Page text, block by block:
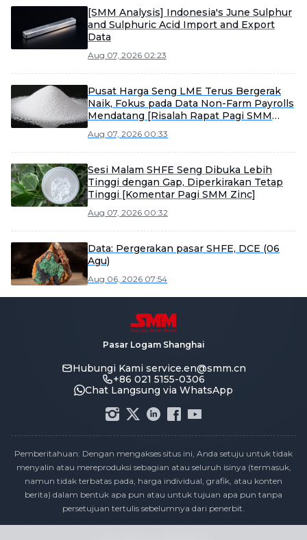
[SMM Analysis] Indonesia's June Sulphur
and Sulphuric Acid Import and Export
Data
Aug 07, 2026 02:23
Pusat Harga Seng LME Terus Bergerak
Naik, Fokus pada Data Non-Farm Payrolls
Mendatang [Risalah Rapat Pagi SMM
Aug 07, 2026 00:33
Sesi Malam SHFE Seng Dibuka Lebih
Tinggi dengan Gap, Diperkirakan Tetap
Tinggi [Komentar Pagi SMM Zinc]
Aug 07, 2026 00:32
Data: Pergerakan pasar SHFE, DCE (06
Agu)
Aug 06, 2026 07:54
Pasar Logam Shanghai
Hubungi Kami service.en@smm.cn
+86 021 5155-0306
Chat Langsung via WhatsApp
Pemberitahuan: Dengan mengakses situs ini, Anda setuju untuk tidak
menyalin atau mereproduksi sebagian atau seluruh isinya (termasuk,
namun tidak terbatas pada, harga individual, grafik, atau konten
berita) dalam bentuk apa pun atau untuk tujuan apa pun tanpa
persetujuan tertulis sebelumnya dari penerbit.